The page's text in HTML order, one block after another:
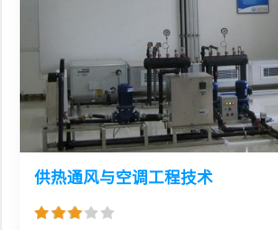
供热通风与空调工程技术